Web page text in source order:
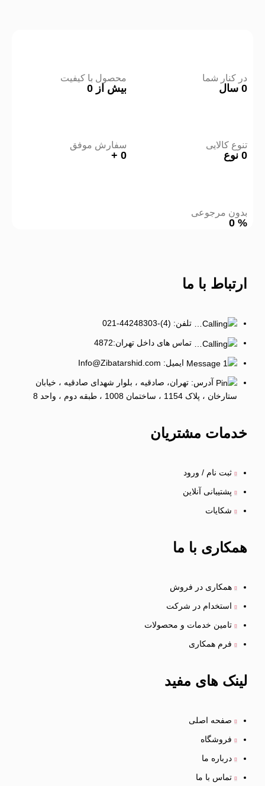
در کنار شما
0 سال
محصول با کیفیت
بیش از 0
تنوع کالایی
0 نوع
سفارش موفق
0
+
بدون مرجوعی
%
0
ارتباط با ما
تلفن: (4)-44248303-021
تماس های داخل تهران:4872
ایمیل: Info@Zibatarshid.com
آدرس: تهران، صادقیه ، بلوار شهدای صادقیه ، خیابان
ستارخان ، پلاک 1154 ، ساختمان 1008 ، طبقه دوم ، واحد 8
خدمات مشتریان
ثبت نام / ورود
پشتیبانی آنلاین
شکایات
همکاری با ما
همکاری در فروش
استخدام در شرکت
تامین خدمات و محصولات
فرم همکاری
لینک های مفید
صفحه اصلی
فروشگاه
درباره ما
تماس با ما